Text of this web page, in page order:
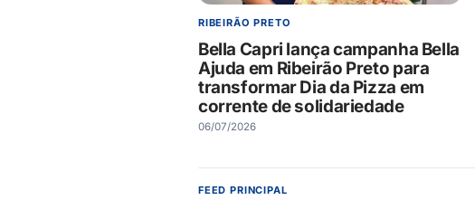
RIBEIRÃO PRETO
Bella Capri lança campanha Bella
Ajuda em Ribeirão Preto para
transformar Dia da Pizza em
corrente de solidariedade
06/07/2026
FEED PRINCIPAL